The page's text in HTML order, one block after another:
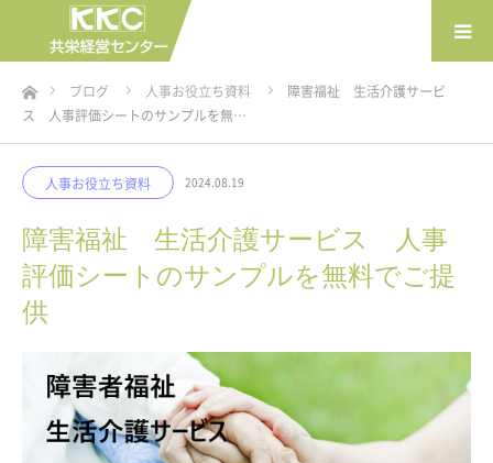
ホームブログ 人事お役立ち資料
障害福祉 生活介護サービ
ス 人事評価シートのサンプルを無…
人事お役立ち資料 2024.08.19
障害福祉 生活介護サービス 人事
評価シートのサンプルを無料でご提
供